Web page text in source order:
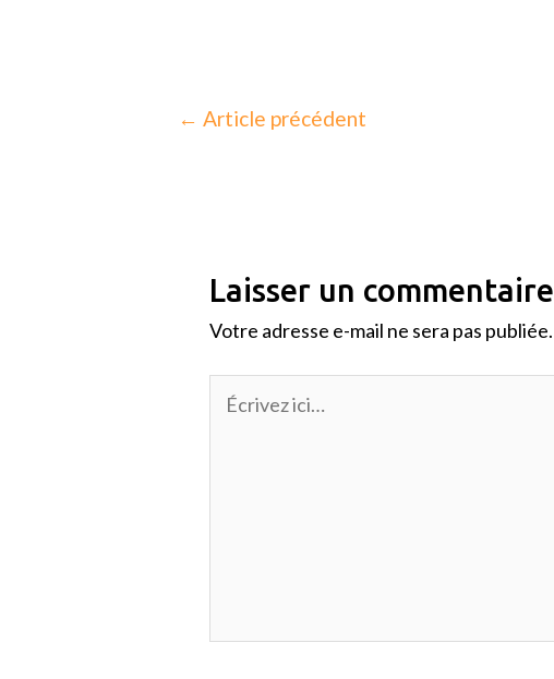
← Article précédent
Laisser un commentaire
Votre adresse e-mail ne sera pas publiée.
ici…